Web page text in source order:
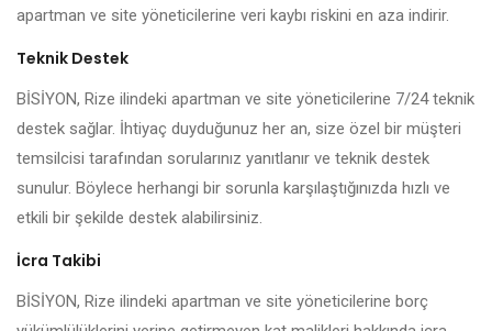
apartman ve site yöneticilerine veri kaybı riskini en aza indirir.
Teknik Destek
BİSİYON, Rize ilindeki apartman ve site yöneticilerine 7/24 teknik
destek sağlar. İhtiyaç duyduğunuz her an, size özel bir müşteri
temsilcisi tarafından sorularınız yanıtlanır ve teknik destek
sunulur. Böylece herhangi bir sorunla karşılaştığınızda hızlı ve
etkili bir şekilde destek alabilirsiniz.
İcra Takibi
BİSİYON, Rize ilindeki apartman ve site yöneticilerine borç